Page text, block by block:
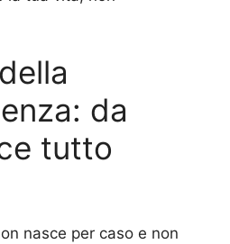
da
tutto
nasce per caso e non